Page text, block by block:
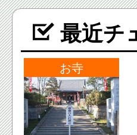
最近チ
お寺